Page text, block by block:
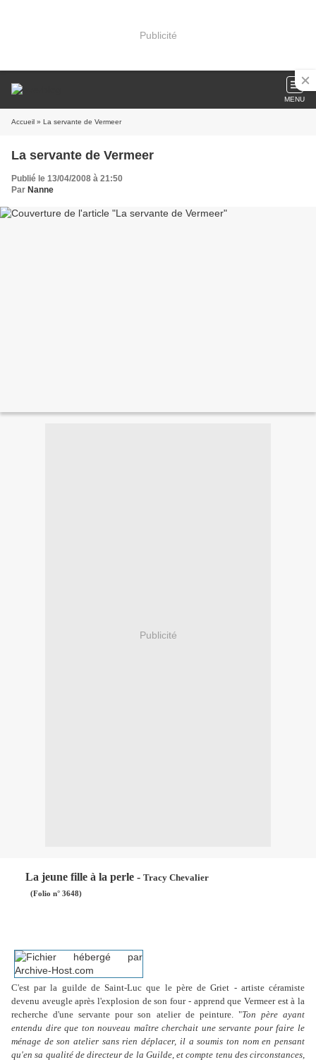
Publicité
MENU
Accueil » La servante de Vermeer
La servante de Vermeer
Publié le 13/04/2008 à 21:50
Par Nanne
Publicité
La jeune fille à la perle - Tracy Chevalier
(Folio n° 3648)
C'est par la guilde de Saint-Luc que le père de Griet - artiste céramiste
devenu aveugle après l'explosion de son four - apprend que Vermeer est à la
recherche d'une servante pour son atelier de peinture. "Ton père ayant
entendu dire que ton nouveau maître cherchait une servante pour faire le
ménage de son atelier sans rien déplacer, il a soumis ton nom en pensant
qu'en sa qualité de directeur de la Guilde, et compte tenu des circonstances,